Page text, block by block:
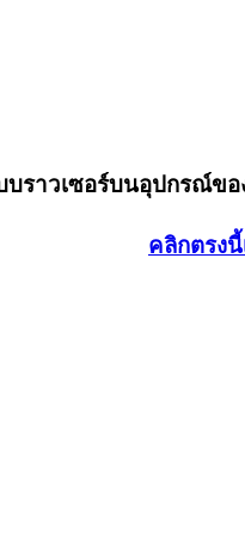
บราวเซอร์บนอุปกรณ์ขอ
คลิกตรง